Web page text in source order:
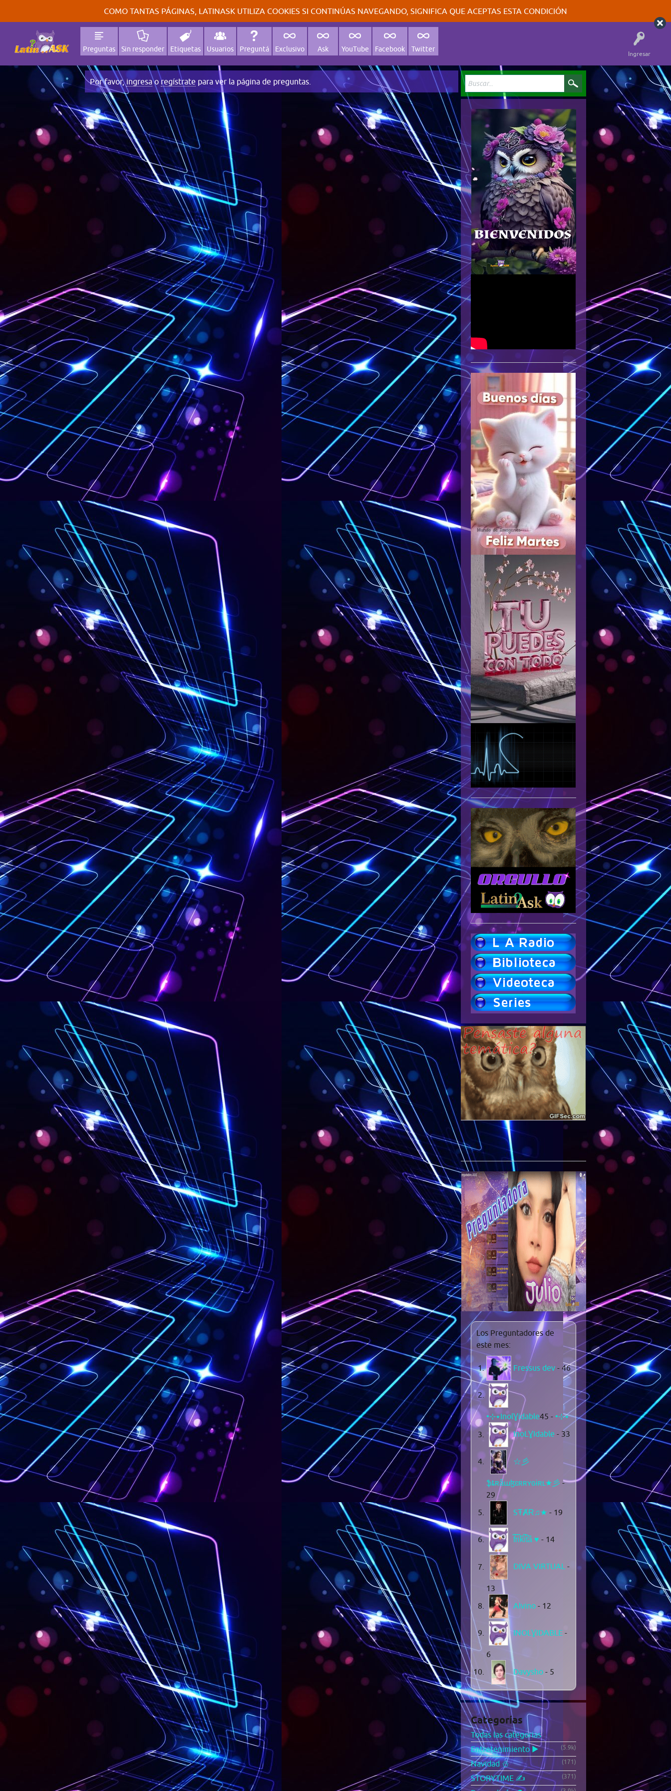
COMO TANTAS PÁGINAS, LATINASK UTILIZA COOKIES SI CONTINÚAS NAVEGANDO, SIGNIFICA QUE ACEPTAS ESTA CONDICIÓN
Ingresar
Preguntas Sin responder Etiquetas Usuarios Preguntá Exclusivo Ask YouTube Facebook Twitter
Por favor,ingresaoregístrate para ver la página de preguntas.
Los Preguntadores de
este mes:
Fressus dev - 46
•⊹٭InolƔidable٭⊹• - 45
InoLƔIdable - 33
☆彡
ֆȶʀǟաɮɛʀʀʏɢɨʀʟ★彡 -
29
SŦȺɌ♫★ - 19
f͆r͆i͆k͆i͆t͆a͆ ♥ - 14
DIVA VIRTUAL -
13
Alvino - 12
INOLƔIDABLE -
6
Davysho - 5
Categorías
Todas las categorías
Entretenimiento ▶️
(5.9k)
Navidad ⛄ (171)
STORYTIME ✍️ (371)